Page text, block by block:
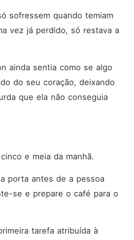
sofressem quando temiam
vez já perdido, só restava a
ainda sentia como se algo
do seu coração, deixando
que ela não conseguia
e meia da manhã.
porta antes de a pessoa
se e prepare o café para o
tarefa atribuída à